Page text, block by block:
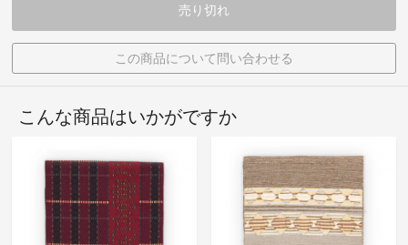
売り切れ
この商品について問い合わせる
こんな商品はいかがですか